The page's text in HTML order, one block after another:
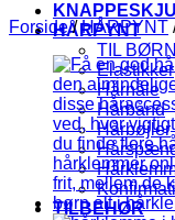
HÅRPYNT
TIL BØRN
Elastikker
Hårnåle
Hårbånd
Hårbøjler
TILBEHØR
Forside / HÅRPYNT